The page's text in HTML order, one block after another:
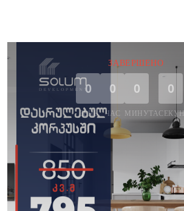
ЗАВЕРШЕНО
0
ДЕНЬ
0
ЧАС
0
МИНУТА
0